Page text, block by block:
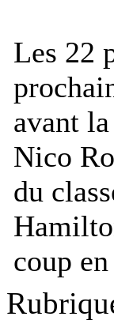
Les 22
avant
Nico
du
coup